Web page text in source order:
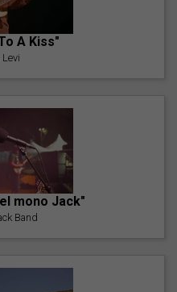
A Kiss"
Levi
mono Jack"
Band